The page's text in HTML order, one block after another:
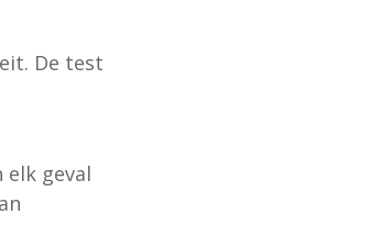
De test
elk geval